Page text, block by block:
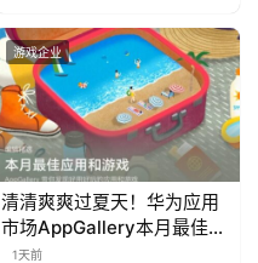
游戏企业
清清爽爽过夏天！华为应用
市场AppGallery本月最佳上
新，款款提升幸福感
1天前